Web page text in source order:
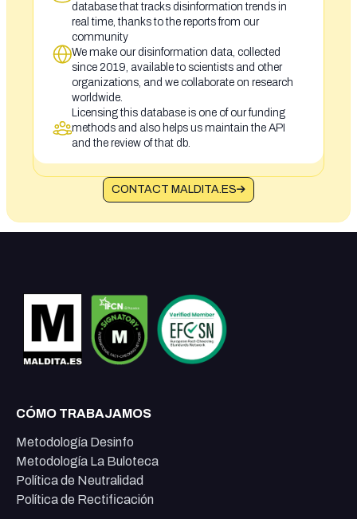
database that tracks disinformation trends in
real time, thanks to the reports from our
community
We make our disinformation data, collected
since 2019, available to scientists and other
organizations, and we collaborate on research
worldwide.
Licensing this database is one of our funding
methods and also helps us maintain the API
and the review of that db.
CONTACT MALDITA.ES
CÓMO TRABAJAMOS
Metodología Desinfo
Metodología La Buloteca
Política de Neutralidad
Política de Rectificación